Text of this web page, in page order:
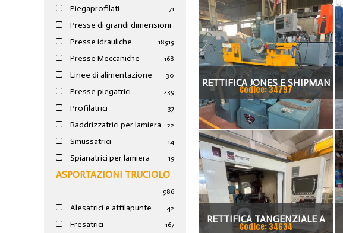
Piegaprofilati 71
Presse di grandi dimensioni
19
Presse idrauliche 189
Presse Meccaniche 168
Linee di alimentazione 30
Presse piegatrici 239
Profilatrici 37
Raddrizzatrici per lamiera 22
Smussatrici 14
Spianatrici per lamiera 19
ASPORTAZIONI TRUCIOLO
986
Alesatrici e affilapunte 42
Fresatrici 167
RETTIFICA JONES E SHIPMAN
Codice: 34797
RETTIFICA TANGENZIALE A
Codice: 34634